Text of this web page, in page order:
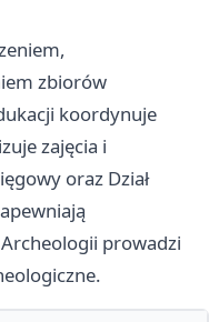
zbiorów
koordynuje
zajęcia i
oraz Dział
prowadzi